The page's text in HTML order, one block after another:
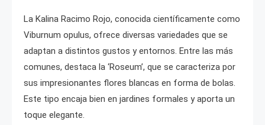
La Kalina Racimo Rojo, conocida científicamente como
Viburnum opulus, ofrece diversas variedades que se
adaptan a distintos gustos y entornos. Entre las más
comunes, destaca la ‘Roseum’, que se caracteriza por
sus impresionantes flores blancas en forma de bolas.
Este tipo encaja bien en jardines formales y aporta un
toque elegante.